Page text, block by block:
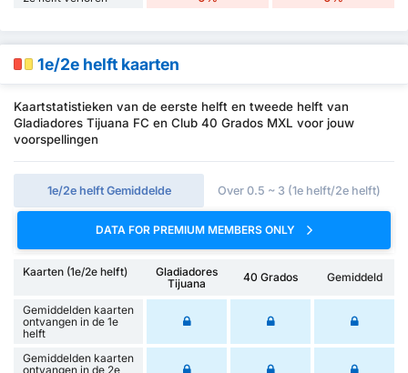
1e/2e helft kaarten
Kaartstatistieken van de eerste helft en tweede helft van
Gladiadores Tijuana FC en Club 40 Grados MXL voor jouw
voorspellingen
1e/2e helft Gemiddelde Over 0.5 ~ 3 (1e helft/2e helft)
DATA FOR PREMIUM MEMBERS ONLY
Kaarten (1e/2e helft)
Gladiadores
Tijuana
40 Grados Gemiddeld
Gemiddelden kaarten
ontvangen in de 1e
helft
Gemiddelden kaarten
ontvangen in de 2e